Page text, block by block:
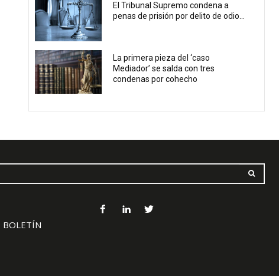
El Tribunal Supremo condena a
penas de prisión por delito de odio...
La primera pieza del ‘caso
Mediador’ se salda con tres
condenas por cohecho
BOLETÍN